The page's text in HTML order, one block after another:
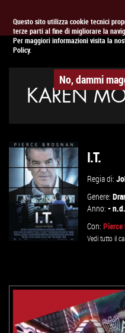
Questo sito utilizza cookie tecnici
terze parti al fine di migliorare la
Per maggiori informazioni visita la
Policy.
No, dammi
APPUNTAMENTO AL
KAREN
VAI ALLA SCHEDA
I.T.
Regia di:
Genere:
Anno:-
Con:
Vedi tutto il